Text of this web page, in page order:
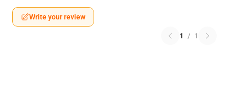
Write your review
1 / 1